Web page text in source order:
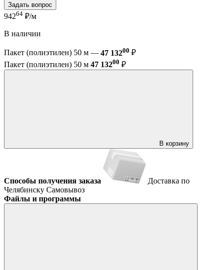
Задать вопрос
94264 ₽/м
В наличии
Пакет (полиэтилен) 50 м — 47 13200 ₽
Пакет (полиэтилен) 50 м 47 13200 ₽
В корзину
Способы получения заказа
Доставка по
Челябинску Самовывоз
Файлы и программы